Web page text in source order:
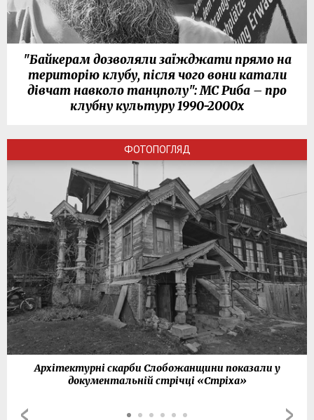
"Байкерам дозволяли заїжджати прямо на
територію клубу, після чого вони катали
дівчат навколо танцполу": МС Риба – про
клубну культуру 1990-2000х
ФОТОПОГЛЯД
Архітектурні скарби Слобожанщини показали у
документальній стрічці «Стріха»